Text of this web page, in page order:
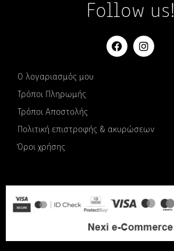
Follow us!
Ο λογαριασμός μου
Τρόποι Πληρωμής
Τρόποι Αποστολής
Πολιτική επιστροφής & ακυρώσεων
Όροι χρήσης